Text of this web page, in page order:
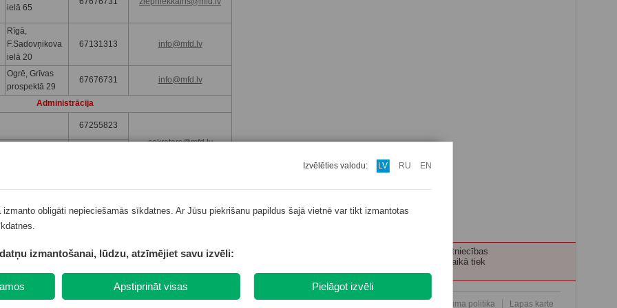
ielā 65
Rīgā,
F.Sadovņikova
ielā 20
67131313 info@mfd.lv
Ogrē, Grīvas
prospektā 29
67676731 info@mfd.lv
Administrācija
67255823
sekretars@mfd.lv
16.panta otro daļu, SIA “Dziedniecība” nodarbinātām Ukrainas ārstniecības personām tiek nodrošināta ārstniecības
saziņa, proti – pēc pacienta pieprasījuma, kā arī vienojoties ar pacientu, pakalpojuma saņemšanas laikā tiek
nodrošināta ārstniecības persona, kura var nodrošināt saziņu valsts valodā.
Lapas karte
MFD Privātuma politika
Izvēlēties valodu: LV RU EN
obligāti nepieciešamās sīkdatnes. Ar Jūsu piekrišanu papildus šajā vietnē var tikt izmantotas
izmantošanai, lūdzu, atzīmējiet savu izvēli:
Apstiprināt visas Pielāgot izvēli